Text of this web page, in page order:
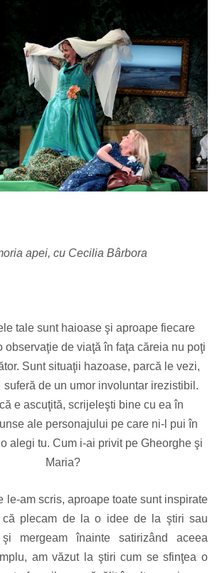
apei, cu Cecilia Bârbora
tale sunt haioase şi aproape fiecare
observaţie de viaţă în faţa căreia nu poţi
Sunt situaţii hazoase, parcă le vezi,
de un umor involuntar irezistibil.
e ascuţită, scrijeleşti bine cu ea în
ale personajului pe care ni-l pui în
alegi tu. Cum i-ai privit pe Gheorghe şi
Maria?
le-am scris, aproape toate sunt inspirate
că plecam de la o idee de la ştiri sau
mergeam înainte satirizând aceea
am văzut la ştiri cum se sfinţea o